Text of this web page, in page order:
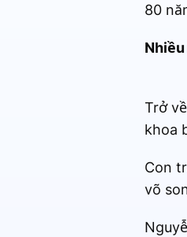
80
Trở
khoa
Con
võ